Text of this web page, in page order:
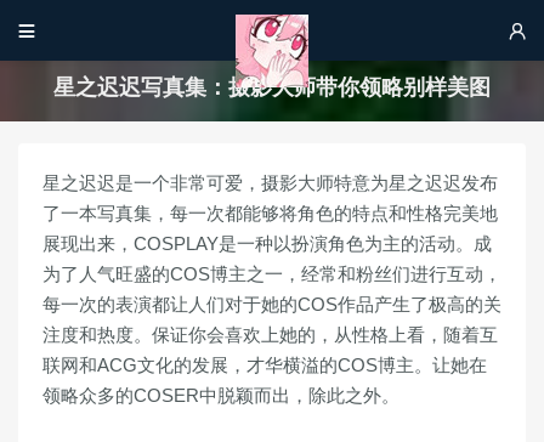
 
星之迟迟写真集：摄影大师带你领略别样美图
星之迟迟是一个非常可爱，摄影大师特意为星之迟迟发布
了一本写真集，每一次都能够将角色的特点和性格完美地
展现出来，COSPLAY是一种以扮演角色为主的活动。成
为了人气旺盛的COS博主之一，经常和粉丝们进行互动，
每一次的表演都让人们对于她的COS作品产生了极高的关
注度和热度。保证你会喜欢上她的，从性格上看，随着互
联网和ACG文化的发展，才华横溢的COS博主。让她在
领略众多的COSER中脱颖而出，除此之外。